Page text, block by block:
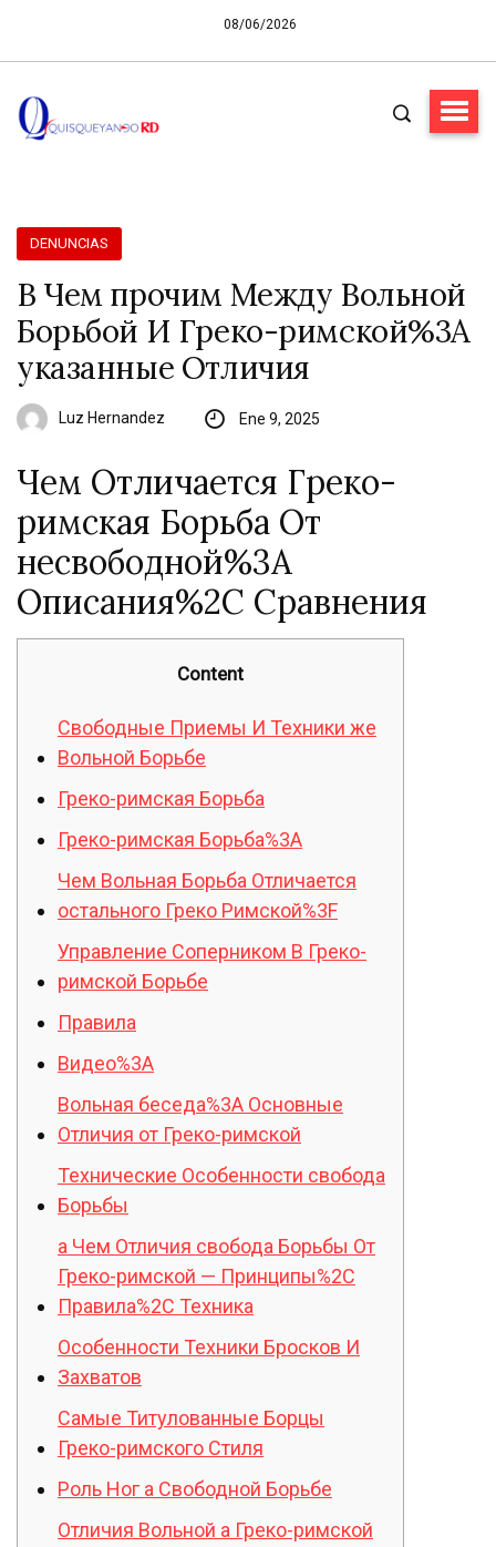
08/06/2026
DENUNCIAS
В Чем прочим Между Вольной
Борьбой И Греко-римской%3A
указанные Отличия
Luz Hernandez Ene 9, 2025
Чем Отличается Греко-
римская Борьба От
несвободной%3A
Описания%2C Сравнения
Content
Свободные Приемы И Техники же
Вольной Борьбе
Греко-римская Борьба
Греко-римская Борьба%3A
Чем Вольная Борьба Отличается
остального Греко Римской%3F
Управление Соперником В Греко-
римской Борьбе
Правила
Видео%3A
Вольная беседа%3A Основные
Отличия от Греко-римской
Технические Особенности свобода
Борьбы
а Чем Отличия свобода Борьбы От
Греко-римской — Принципы%2C
Правила%2C Техника
Особенности Техники Бросков И
Захватов
Самые Титулованные Борцы
Греко-римского Стиля
Роль Ног а Свободной Борьбе
Отличия Вольной а Греко-римской